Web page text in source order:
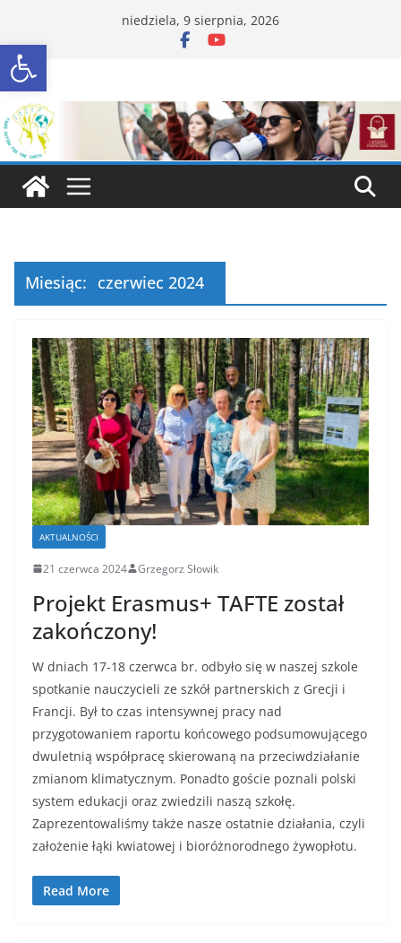
Otwórz pasek narzędzi
treści
niedziela, 9 sierpnia, 2026
Miesiąc: czerwiec 2024
AKTUALNOŚCI
21 czerwca 2024 Grzegorz Słowik
Projekt Erasmus+ TAFTE został
zakończony!
W dniach 17-18 czerwca br. odbyło się w naszej szkole
spotkanie nauczycieli ze szkół partnerskich z Grecji i
Francji. Był to czas intensywnej pracy nad
przygotowaniem raportu końcowego podsumowującego
dwuletnią współpracę skierowaną na przeciwdziałanie
zmianom klimatycznym. Ponadto goście poznali polski
system edukacji oraz zwiedzili naszą szkołę.
Zaprezentowaliśmy także nasze ostatnie działania, czyli
założenie łąki kwiatowej i bioróżnorodnego żywopłotu.
Read More